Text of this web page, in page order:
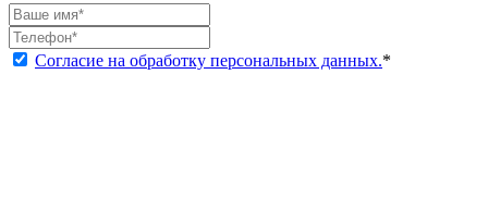
Согласие на обработку персональных данных.*